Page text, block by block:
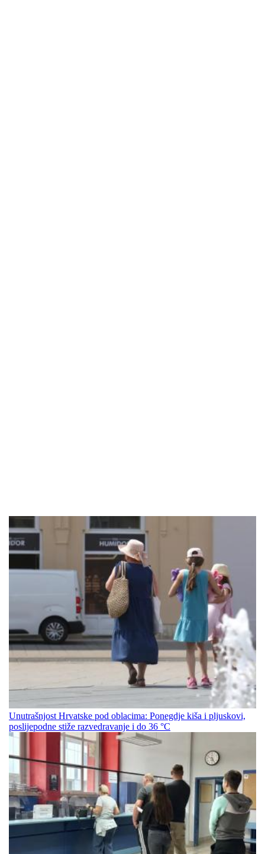
Unutrašnjost Hrvatske pod oblacima: Ponegdje kiša i pljuskovi,
poslijepodne stiže razvedravanje i do 36 °C